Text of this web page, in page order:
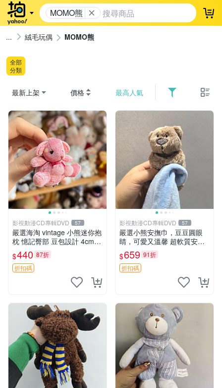
MOMO熊 登
絨毛玩偶 MOMO熊
全部
分類
最新上架 價格 最高人氣
影視動漫CD專輯DVD 57
嚴選海淘 vintage 小熊迷你抱
枕 憶記臀部 豆包設計 4cm
高 推薦收藏 迷你豆包小熊、
高臀部、豆袋抱枕
$440 87折
折扣碼
影視動漫CD專輯DVD 57
嚴選小熊安撫巾，豆豆圓眼
睛，可愛又溫馨 超軟質安撫
巾，豆豆設計，哄睡好幫手
約克豆豆眼安撫巾 數碼豆豆
眼
$659 91折
折扣碼